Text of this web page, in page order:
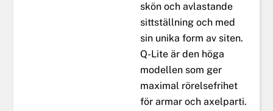
skön och avlastande
sittställning och med
sin unika form av siten.
Q-Lite är den höga
modellen som ger
maximal rörelsefrihet
för armar och axelparti.